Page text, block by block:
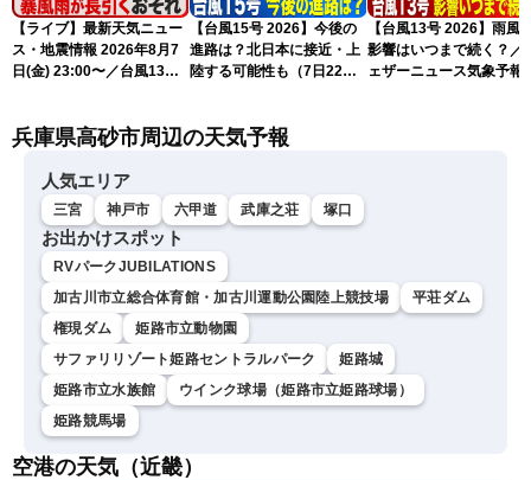
【ライブ】最新天気ニュー
ス・地震情報 2026年8月7
日(金) 23:00〜／台風13号
【台風15号 2026】今後の
進路は？北日本に接近・上
陸する可能性も（7日22時
【台風13号 2026】雨風
影響はいつまで続く？／
ェザーニュース気象予報
兵庫県高砂市周辺の天気予報
人気エリア
三宮 神戸市 六甲道 武庫之荘 塚口
お出かけスポット
RVパークJUBILATIONS
加古川市立総合体育館・加古川運動公園陸上競技場
平荘ダム
権現ダム
姫路市立動物園
サファリリゾート姫路セントラルパーク
姫路城
姫路市立水族館
ウインク球場（姫路市立姫路球場）
姫路競馬場
空港の天気（近畿）